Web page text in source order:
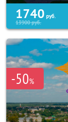
1740 руб.
13900руб.
-50%